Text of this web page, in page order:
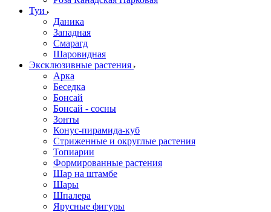
Туи
Даника
Западная
Смарагд
Шаровидная
Эксклюзивные растения
Арка
Беседка
Бонсай
Бонсай - сосны
Зонты
Конус-пирамида-куб
Стриженные и округлые растения
Топиарии
Формированные растения
Шар на штамбе
Шары
Шпалера
Ярусные фигуры